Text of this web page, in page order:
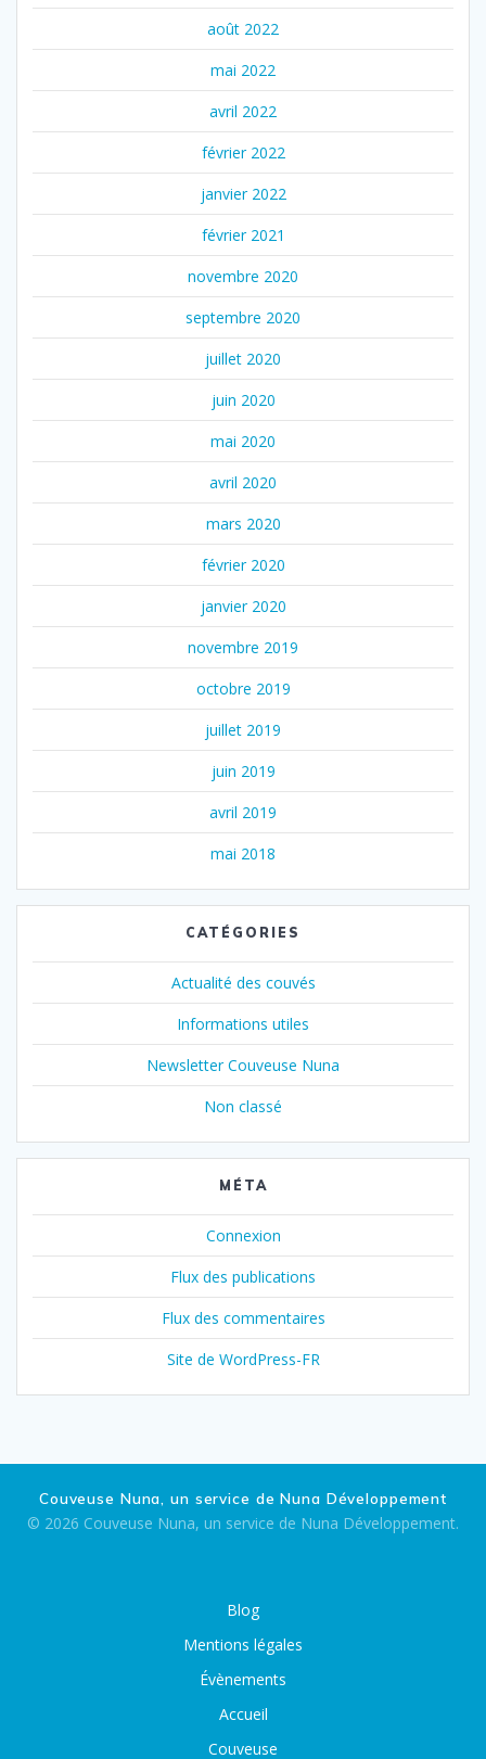
août 2022
mai 2022
avril 2022
février 2022
janvier 2022
février 2021
novembre 2020
septembre 2020
juillet 2020
juin 2020
mai 2020
avril 2020
mars 2020
février 2020
janvier 2020
novembre 2019
octobre 2019
juillet 2019
juin 2019
avril 2019
mai 2018
CATÉGORIES
Actualité des couvés
Informations utiles
Newsletter Couveuse Nuna
Non classé
MÉTA
Connexion
Flux des publications
Flux des commentaires
Site de WordPress-FR
Couveuse Nuna, un service de Nuna Développement
© 2026 Couveuse Nuna, un service de Nuna Développement.
Blog
Mentions légales
Évènements
Accueil
Couveuse